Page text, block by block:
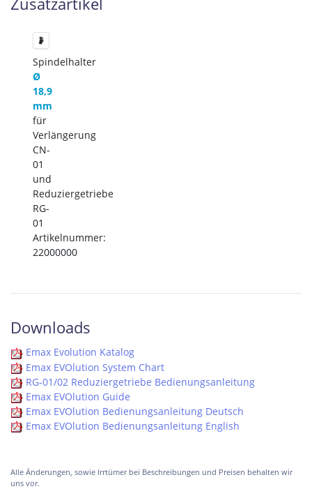
Spindelhalter
Ø
18,9
mm
für
Verlängerung
CN-
01
und
Reduziergetriebe
RG-
01
Artikelnummer:
22000000
Downloads
Emax Evolution Katalog
Emax EVOlution System Chart
RG-01/02 Reduziergetriebe Bedienungsanleitung
Emax EVOlution Guide
Emax EVOlution Bedienungsanleitung Deutsch
Emax EVOlution Bedienungsanleitung English
Alle Änderungen, sowie Irrtümer bei Beschreibungen und Preisen behalten wir
uns vor.